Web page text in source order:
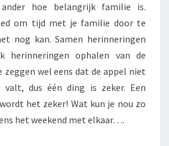
E
N
G
E
E
L
L
I
hoe belangrijk familie is.
om tijd met je familie door te
nog kan. Samen herinneringen
herinneringen ophalen van de
zeggen wel eens dat de appel niet
dus één ding is zeker. Een
het zeker! Wat kun je nou zo
het weekend met elkaar….